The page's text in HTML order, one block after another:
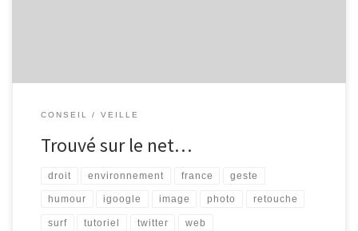
CONSEIL VEILLE
Trouvé sur le net…
droit environnement france geste
humour igoogle image photo retouche
surf tutoriel twitter web